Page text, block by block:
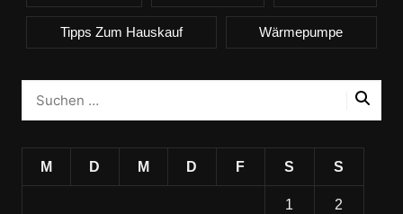
Tipps Zum Hauskauf Wärmepumpe
M D M D F S S
1 2